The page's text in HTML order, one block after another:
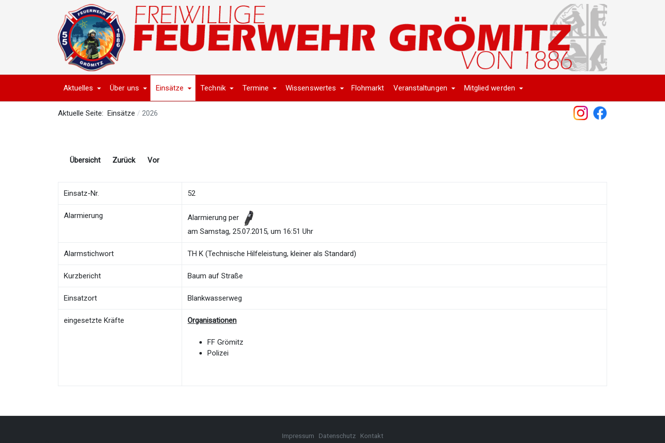
Aktuelles Über uns Einsätze Technik Termine Wissenswertes Flohmarkt Veranstaltungen Mitglied werden
Aktuelle Seite: Einsätze 2026
Übersicht Zurück Vor
Einsatz-Nr. 52
Alarmierung
Alarmierung per
am Samstag, 25.07.2015, um 16:51 Uhr
Alarmstichwort TH K (Technische Hilfeleistung, kleiner als Standard)
Kurzbericht Baum auf Straße
Einsatzort Blankwasserweg
eingesetzte Kräfte Organisationen
FF Grömitz
Polizei
Impressum Datenschutz Kontakt